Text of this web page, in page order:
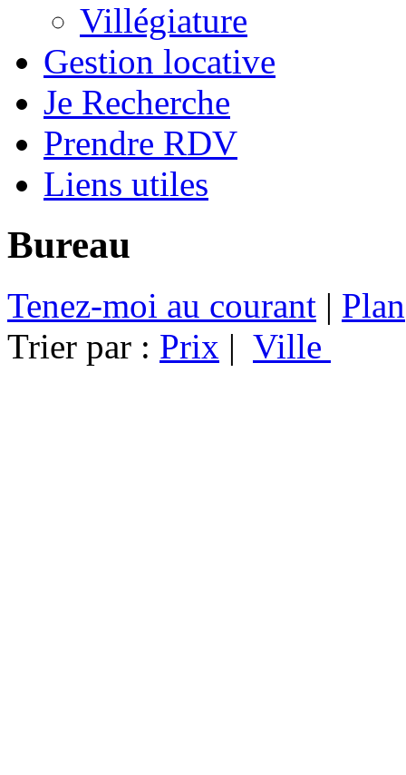
Villégiature
Gestion locative
Je Recherche
Prendre RDV
Liens utiles
Bureau
Tenez-moi au courant | Plan
Trier par : Prix | Ville